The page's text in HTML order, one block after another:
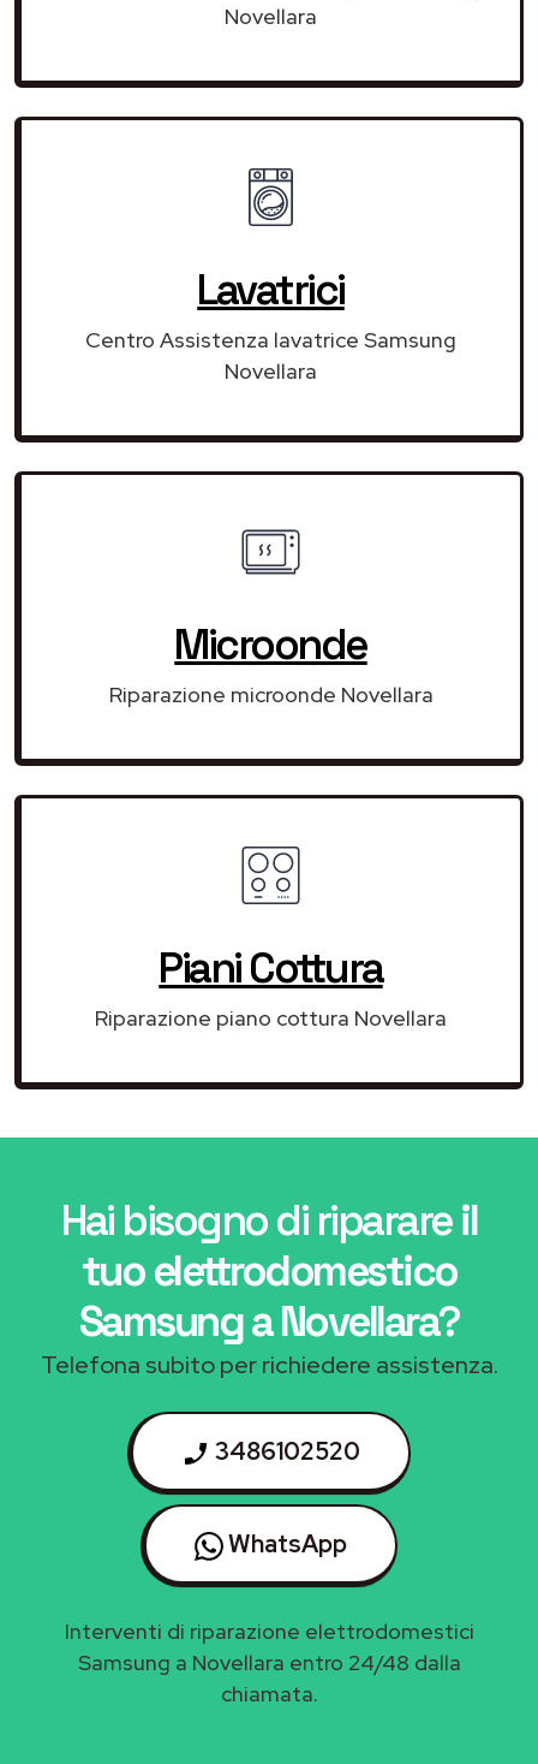
Novellara
Lavatrici
Centro Assistenza lavatrice Samsung
Novellara
Microonde
Riparazione microonde Novellara
Piani Cottura
Riparazione piano cottura Novellara
Hai bisogno di riparareil
tuo elettrodomestico
Samsung a Novellara?
Telefona subito per richiedere assistenza.
3486102520
WhatsApp
Interventi di riparazione elettrodomestici
Samsung a Novellara entro 24/48 dalla
chiamata.